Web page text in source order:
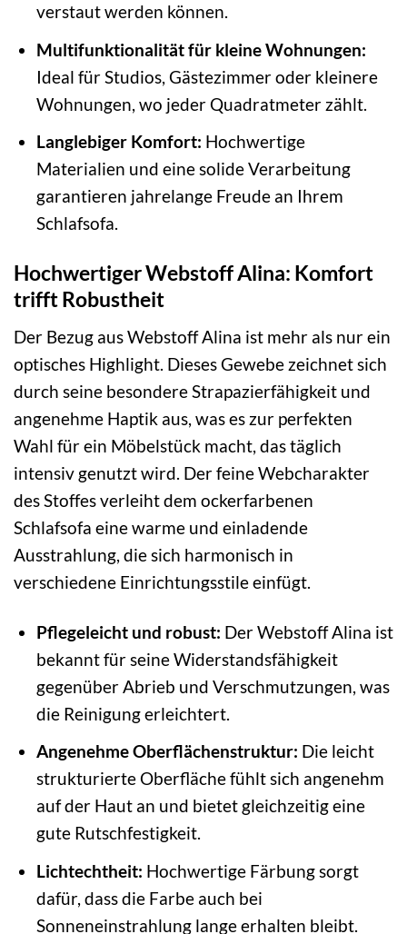
verstaut werden können.
Multifunktionalität für kleine Wohnungen:
Ideal für Studios, Gästezimmer oder kleinere
Wohnungen, wo jeder Quadratmeter zählt.
Langlebiger Komfort: Hochwertige
Materialien und eine solide Verarbeitung
garantieren jahrelange Freude an Ihrem
Schlafsofa.
Hochwertiger Webstoff Alina: Komfort
trifft Robustheit
Der Bezug aus Webstoff Alina ist mehr als nur ein
optisches Highlight. Dieses Gewebe zeichnet sich
durch seine besondere Strapazierfähigkeit und
angenehme Haptik aus, was es zur perfekten
Wahl für ein Möbelstück macht, das täglich
intensiv genutzt wird. Der feine Webcharakter
des Stoffes verleiht dem ockerfarbenen
Schlafsofa eine warme und einladende
Ausstrahlung, die sich harmonisch in
verschiedene Einrichtungsstile einfügt.
Pflegeleicht und robust: Der Webstoff Alina ist
bekannt für seine Widerstandsfähigkeit
gegenüber Abrieb und Verschmutzungen, was
die Reinigung erleichtert.
Angenehme Oberflächenstruktur: Die leicht
strukturierte Oberfläche fühlt sich angenehm
auf der Haut an und bietet gleichzeitig eine
gute Rutschfestigkeit.
Lichtechtheit: Hochwertige Färbung sorgt
dafür, dass die Farbe auch bei
Sonneneinstrahlung lange erhalten bleibt.